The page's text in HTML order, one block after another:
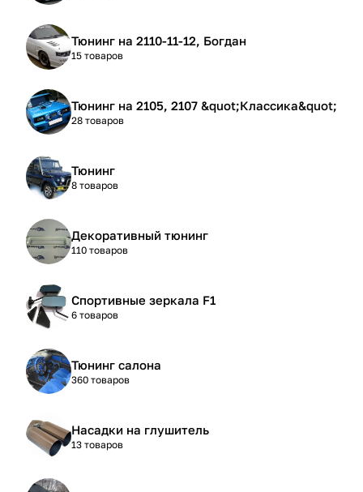
Тюнинг на 2110-11-12, Богдан
15 товаров
Тюнинг на 2105, 2107 &quot;Классика&quot;
28 товаров
Тюнинг
8 товаров
Декоративный тюнинг
110 товаров
Спортивные зеркала F1
6 товаров
Тюнинг салона
360 товаров
Насадки на глушитель
13 товаров